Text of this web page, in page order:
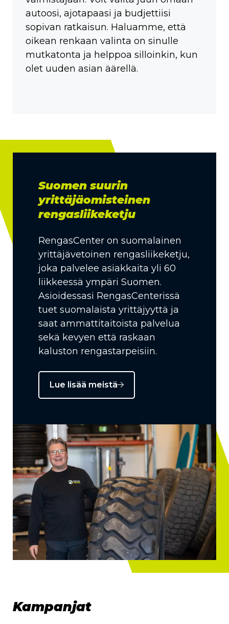
autoosi, ajotapaasi ja budjettiisi
sopivan ratkaisun. Haluamme, että
oikean renkaan valinta on sinulle
mutkatonta ja helppoa silloinkin, kun
olet uuden asian äärellä.
Suomen suurin
yrittäjäomisteinen
rengasliikeketju
RengasCenter on suomalainen
yrittäjävetoinen rengasliikeketju,
joka palvelee asiakkaita yli 60
liikkeessä ympäri Suomen.
Asioidessasi RengasCenterissä
tuet suomalaista yrittäjyyttä ja
saat ammattitaitoista palvelua
sekä kevyen että raskaan
kaluston rengastarpeisiin.
Lue lisää meistä
Kampanjat